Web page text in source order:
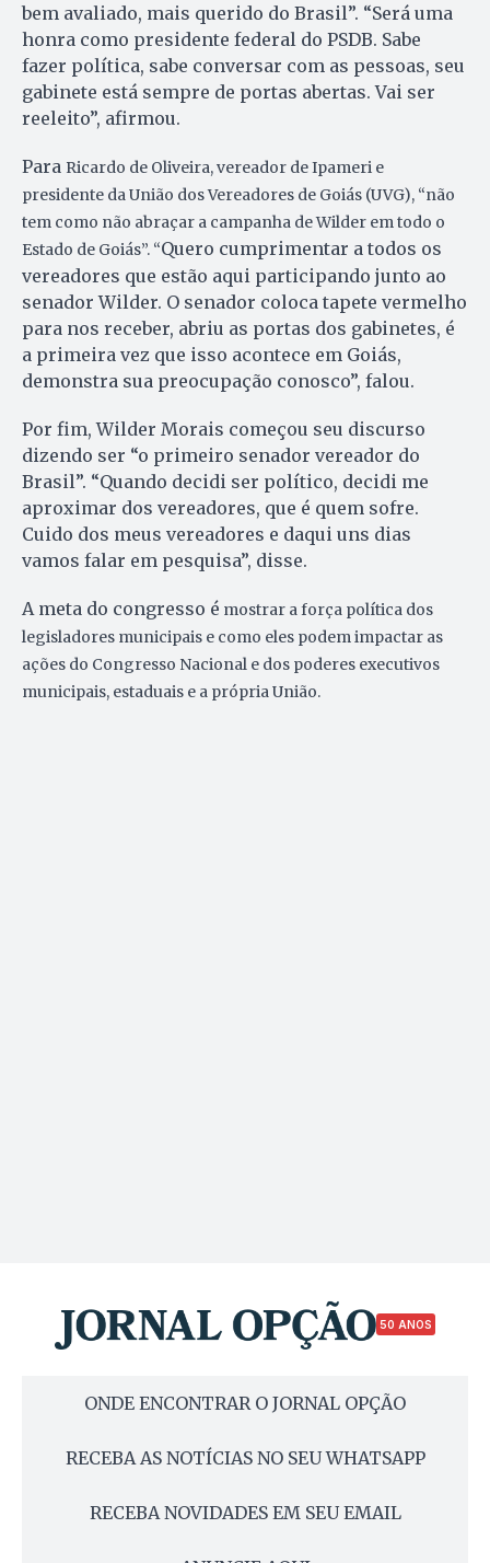
bem avaliado, mais querido do Brasil”. “Será uma
honra como presidente federal do PSDB. Sabe
fazer política, sabe conversar com as pessoas, seu
gabinete está sempre de portas abertas. Vai ser
reeleito”, afirmou.
Para Ricardo de Oliveira, vereador de Ipameri e
presidente da União dos Vereadores de Goiás (UVG), “não
tem como não abraçar a campanha de Wilder em todo o
Estado de Goiás”. “Quero cumprimentar a todos os
vereadores que estão aqui participando junto ao
senador Wilder. O senador coloca tapete vermelho
para nos receber, abriu as portas dos gabinetes, é
a primeira vez que isso acontece em Goiás,
demonstra sua preocupação conosco”, falou.
Por fim, Wilder Morais começou seu discurso
dizendo ser “o primeiro senador vereador do
Brasil”. “Quando decidi ser político, decidi me
aproximar dos vereadores, que é quem sofre.
Cuido dos meus vereadores e daqui uns dias
vamos falar em pesquisa”, disse.
A meta do congresso é mostrar a força política dos
legisladores municipais e como eles podem impactar as
ações do Congresso Nacional e dos poderes executivos
municipais, estaduais e a própria União.
50 ANOS
ONDE ENCONTRAR O JORNAL OPÇÃO
RECEBA AS NOTÍCIAS NO SEU WHATSAPP
RECEBA NOVIDADES EM SEU EMAIL